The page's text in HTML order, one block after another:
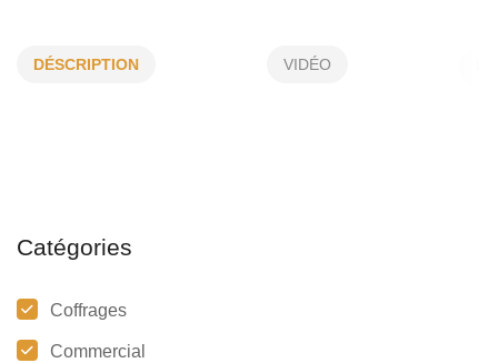
AFG CONSTRUCTION
DÉSCRIPTION VIDÉO
Catégories
Coffrages
Commercial